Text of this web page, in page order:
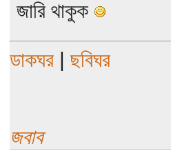
জারি থাকুক
ডাকঘর| ছবিঘর
জবাব